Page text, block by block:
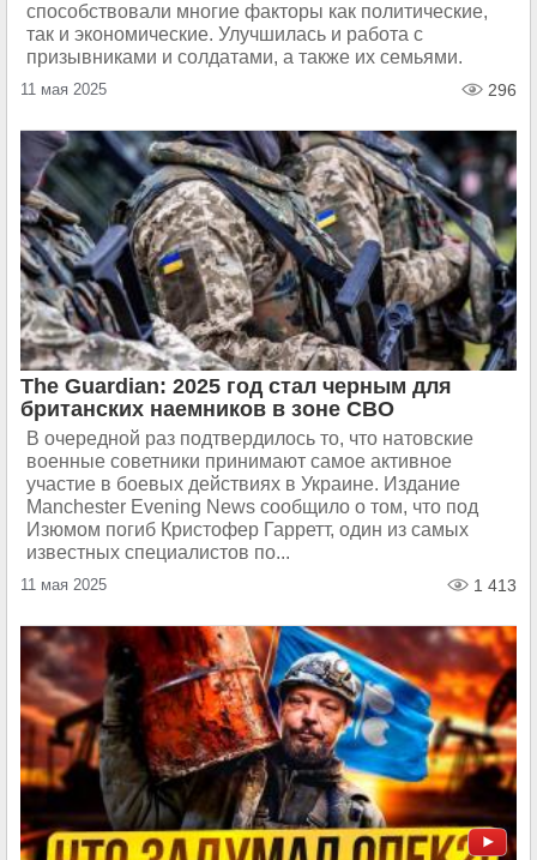
способствовали многие факторы как политические,
так и экономические. Улучшилась и работа с
призывниками и солдатами, а также их семьями.
11 мая 2025 296
The Guardian: 2025 год стал черным для
британских наемников в зоне СВО
В очередной раз подтвердилось то, что натовские
военные советники принимают самое активное
участие в боевых действиях в Украине. Издание
Manchester Evening News сообщило о том, что под
Изюмом погиб Кристофер Гарретт, один из самых
известных специалистов по...
11 мая 2025 1 413